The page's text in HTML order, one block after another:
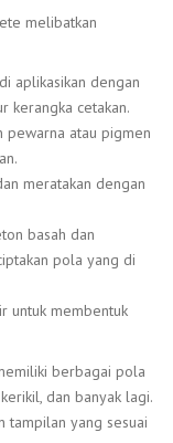
melibatkan
aplikasikan dengan
kerangka cetakan.
pewarna atau pigmen
meratakan dengan
basah dan
pola yang di
untuk membentuk
berbagai pola
dan banyak lagi.
tampilan yang sesuai